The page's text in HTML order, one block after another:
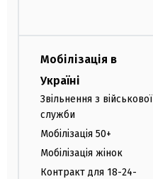
Мобілізація в
Україні
Звільнення з військової
служби
Мобілізація 50+
Мобілізація жінок
Контракт для 18-24-